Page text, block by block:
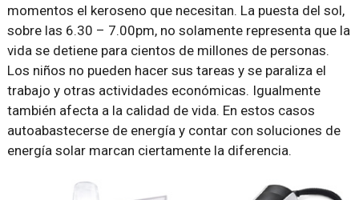
momentos el keroseno que necesitan. La puesta del sol,
sobre las 6.30 – 7.00pm, no solamente representa que la
vida se detiene para cientos de millones de personas.
Los niños no pueden hacer sus tareas y se paraliza el
trabajo y otras actividades económicas. Igualmente
también afecta a la calidad de vida. En estos casos
autoabastecerse de energía y contar con soluciones de
energía solar marcan ciertamente la diferencia.